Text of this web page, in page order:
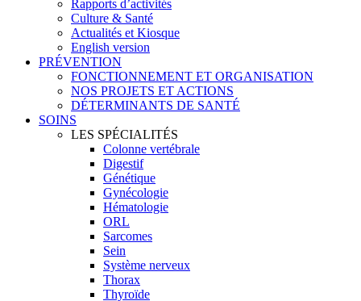
Rapports d’activités
Culture & Santé
Actualités et Kiosque
English version
PRÉVENTION
FONCTIONNEMENT ET ORGANISATION
NOS PROJETS ET ACTIONS
DÉTERMINANTS DE SANTÉ
SOINS
LES SPÉCIALITÉS
Colonne vertébrale
Digestif
Génétique
Gynécologie
Hématologie
ORL
Sarcomes
Sein
Système nerveux
Thorax
Thyroïde